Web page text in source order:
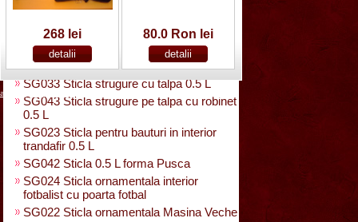
rasucita
SG029 Sticla rasucita cu numar
SG038 Sticla pentru bauturi cu 2 pahare
SG031 Sticla forma para 0.5 L cu talpa
SG033 Sticla strugure cu talpa 0.5 L
SG043 Sticla strugure pe talpa cu robinet
0.5 L
SG023 Sticla pentru bauturi in interior
trandafir 0.5 L
SG042 Sticla 0.5 L forma Pusca
SG024 Sticla ornamentala interior
fotbalist cu poarta fotbal
SG022 Sticla ornamentala Masina Veche
268 lei 80.0 Ron lei
acasa contact cum cumpar